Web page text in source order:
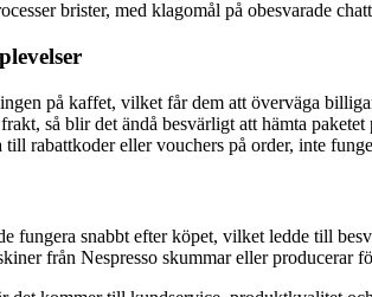
brister, med klagomål på obesvarade
på kaffet, vilket får dem att överväga
så blir det ändå besvärligt att hämta
rabattkoder eller vouchers på order, inte
fungera snabbt efter köpet, vilket ledde till
från Nespresso skummar eller producerar